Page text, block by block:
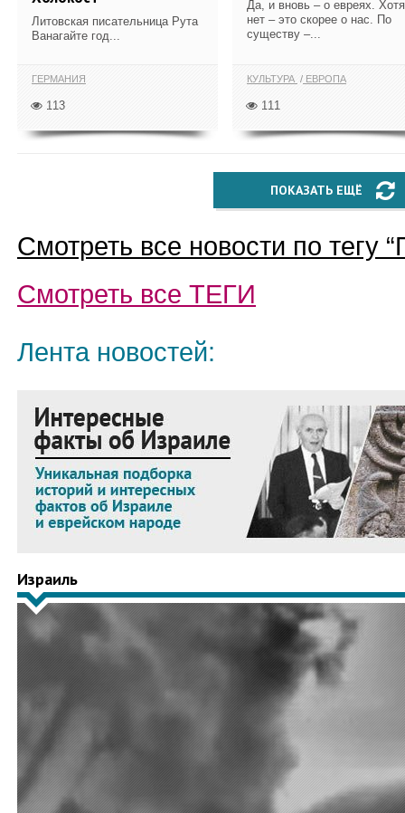
Литовская писательница Рута
Ванагайте год...
ГЕРМАНИЯ
113
Да, и вновь – о евреях.
нет – это скорее о нас. По
существу –...
КУЛЬТУРА ЕВРОПА
111
ПОКАЗАТЬ ЕЩЁ
Смотреть все новости по тегу “
Смотреть все ТЕГИ
Лента новостей:
Израиль